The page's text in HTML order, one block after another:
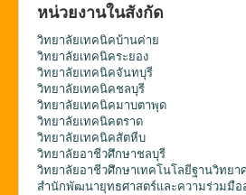
หน่วยงานในสังกัด
วิทยาลัยเทคนิคบ้านค่าย
วิทยาลัยเทคนิคระยอง
วิทยาลัยเทคนิคจันทบุรี
วิทยาลัยเทคนิคชลบุรี
วิทยาลัยเทคนิคมาบตาพุด
วิทยาลัยเทคนิคตราด
วิทยาลัยเทคนิคสัตหีบ
วิทยาลัยอาชีวศึกษาชลบุรี
วิทยาลัยอาชีวศึกษาเทคโนโลยีฐานวิทยา
สำนักพัฒนายุทธศาสตร์และความร่วมมือ